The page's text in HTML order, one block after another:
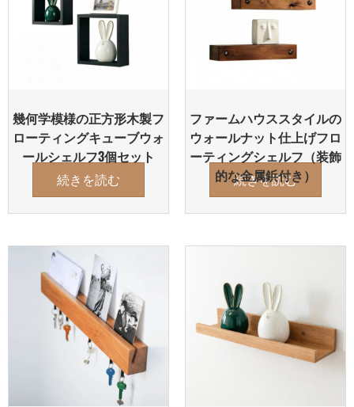
幾何学模様の正方形木製フ
ローティングキューブウォ
ールシェルフ3個セット
続きを読む
ファームハウススタイルの
ウォールナット仕上げフロ
ーティングシェルフ（装飾
的な金属鋲付き）
続きを読む